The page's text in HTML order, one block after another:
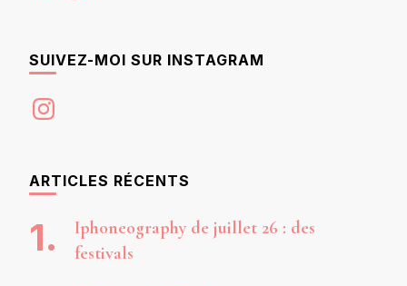
SUIVEZ-MOI SUR INSTAGRAM
Instagram
ARTICLES RÉCENTS
Iphoneography de juillet 26 : des
festivals